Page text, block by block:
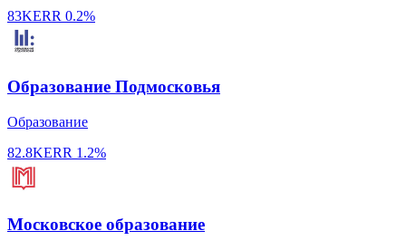
83KERR 0.2%
Образование Подмосковья
Образование
82.8KERR 1.2%
Московское образование